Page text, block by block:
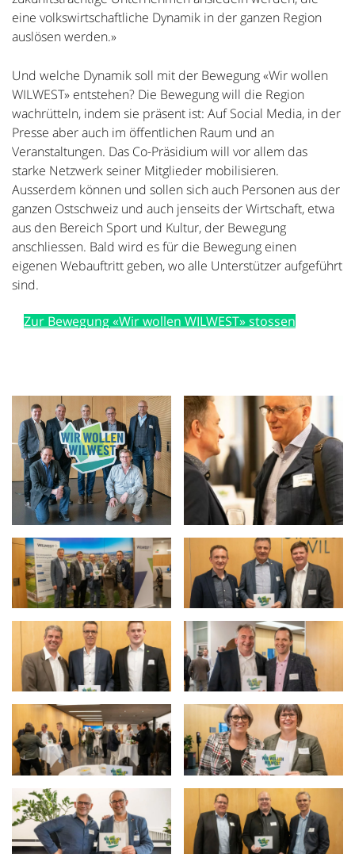
eine volkswirtschaftliche Dynamik in der ganzen Region
auslösen werden.»
Und welche Dynamik soll mit der Bewegung «Wir wollen
WILWEST» entstehen? Die Bewegung will die Region
wachrütteln, indem sie präsent ist: Auf Social Media, in der
Presse aber auch im öffentlichen Raum und an
Veranstaltungen. Das Co-Präsidium will vor allem das
starke Netzwerk seiner Mitglieder mobilisieren.
Ausserdem können und sollen sich auch Personen aus der
ganzen Ostschweiz und auch jenseits der Wirtschaft, etwa
aus den Bereich Sport und Kultur, der Bewegung
anschliessen. Bald wird es für die Bewegung einen
eigenen Webauftritt geben, wo alle Unterstützer aufgeführt
sind.
Zur Bewegung «Wir wollen WILWEST» stossen